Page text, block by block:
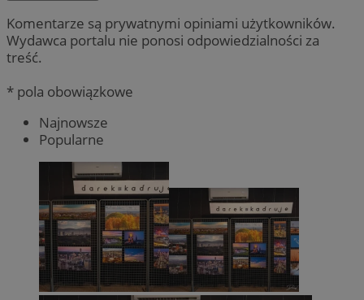
Komentarze są prywatnymi opiniami użytkowników.
Wydawca portalu nie ponosi odpowiedzialności za
treść.
* pola obowiązkowe
Najnowsze
Popularne